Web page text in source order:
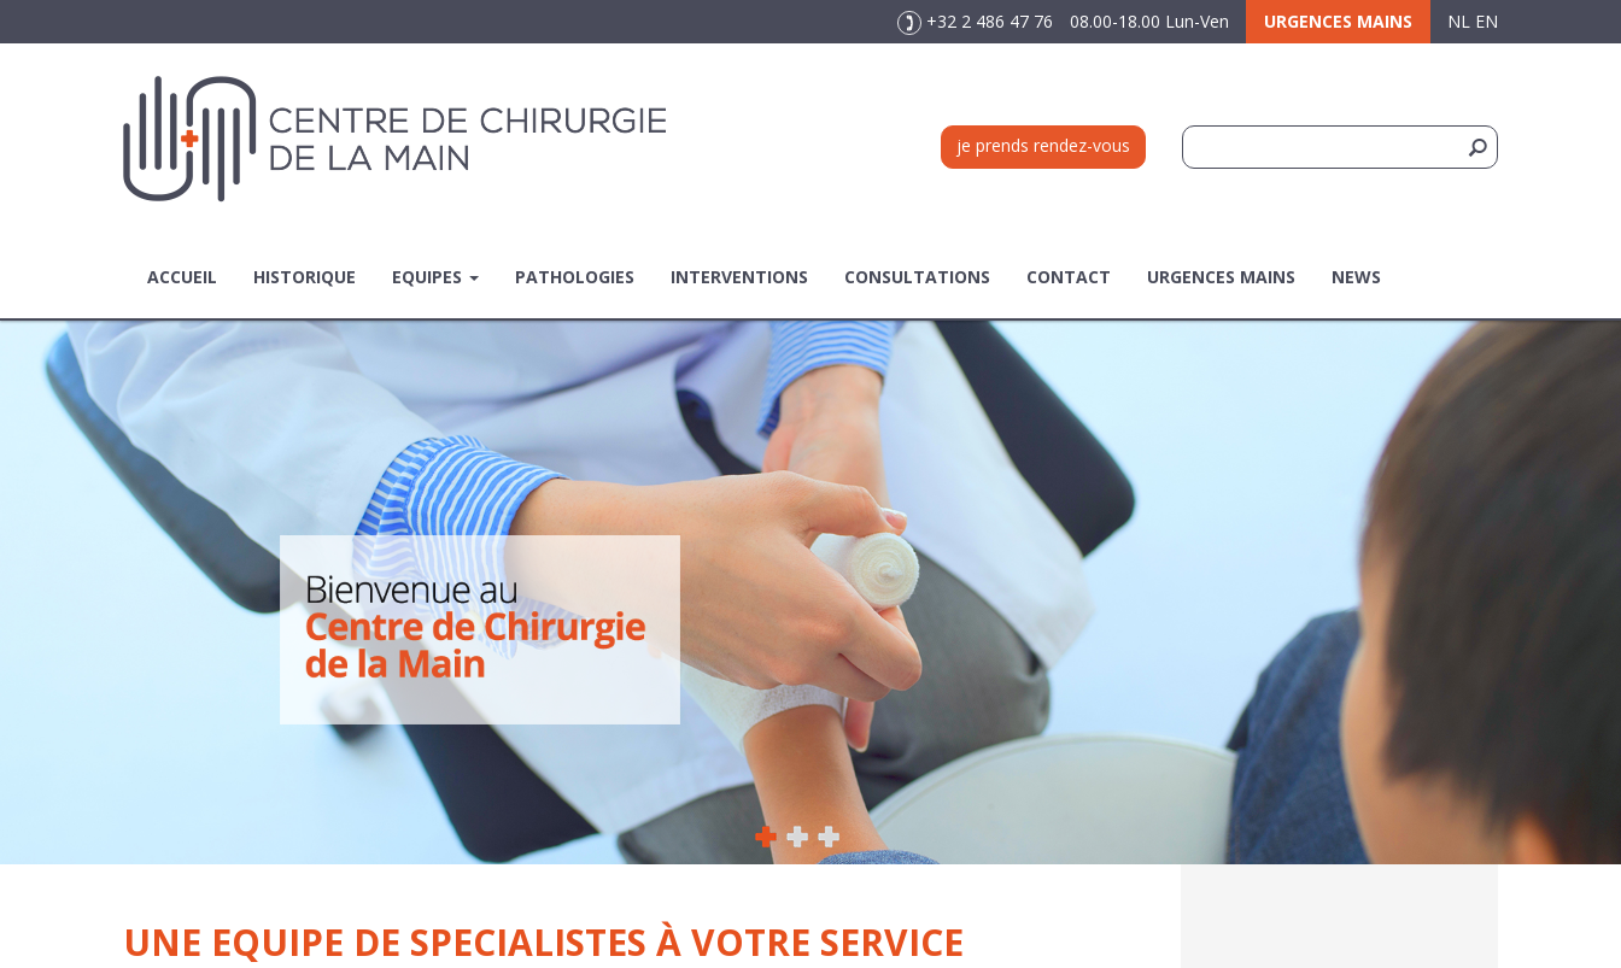
+32 2 486 47 76 08.00-18.00 Lun-Ven URGENCES MAINS NL EN
je prends rendez-vous
ACCUEIL HISTORIQUE EQUIPES PATHOLOGIES INTERVENTIONS CONSULTATIONS CONTACT URGENCES MAINS NEWS
UNE EQUIPE DE SPECIALISTES À VOTRE SERVICE